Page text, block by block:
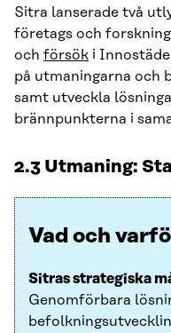
Sitra lanserade två
företags och
och försök i
på utmaningarna och
samt utveckla
brännpunkterna i
2.3 Utmaning:
Vad och
Sitras strategiska
Genomförbara